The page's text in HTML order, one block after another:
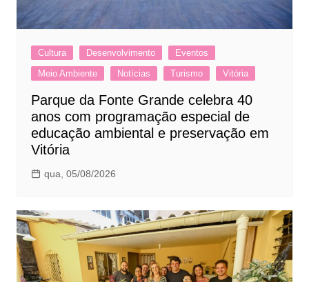
Cultura Desenvolvimento
Eventos
Meio Ambiente
Notícias Turismo Vitória
Parque da Fonte Grande celebra 40
anos com programação especial de
educação ambiental e preservação em
Vitória
qua, 05/08/2026